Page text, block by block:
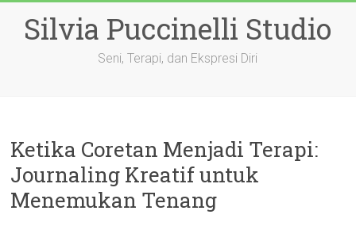
contentSilvia Puccinelli Studio
Seni, Terapi, dan Ekspresi Diri
Ketika Coretan Menjadi Terapi:
Journaling Kreatif untuk
Menemukan Tenang